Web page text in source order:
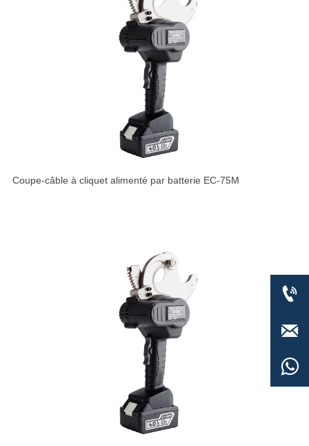
Coupe-câble à cliquet alimenté par batterie EC-75M


